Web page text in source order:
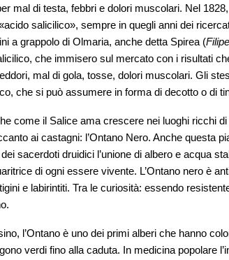
mal di testa, febbri e dolori muscolari. Nel
salicilico», sempre in quegli anni dei
a grappolo di Olmaria, anche detta Spirea (
che immisero sul mercato con i risultati
mal di gola, tosse, dolori muscolari. Gli
che si può assumere in forma di decotto o di
come il Salice ama crescere nei luoghi ricchi
ai castagni: l’Ontano Nero. Anche questa
sacerdoti druidici l’unione di albero e acqua
di ogni essere vivente. L’Ontano nero è
e labirintiti. Tra le curiosità: essendo
l’Ontano è uno dei primi alberi che hanno
verdi fino alla caduta. In medicina popolare